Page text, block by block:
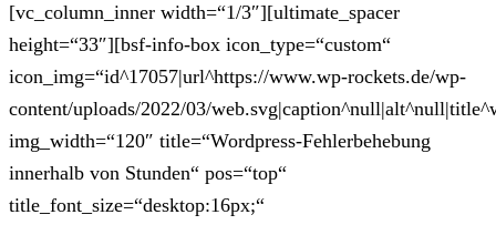
[vc_column_inner width=“1/3″][ultimate_spacer
height=“33″][bsf-info-box icon_type=“custom“
icon_img=“id^17057|url^https://www.wp-rockets.de/wp-
content/uploads/2022/03/
img_width=“120″ title=“Wordpress-Fehlerbehebung
innerhalb von Stunden“ pos=“top“
title_font_size=“desktop:16px;“